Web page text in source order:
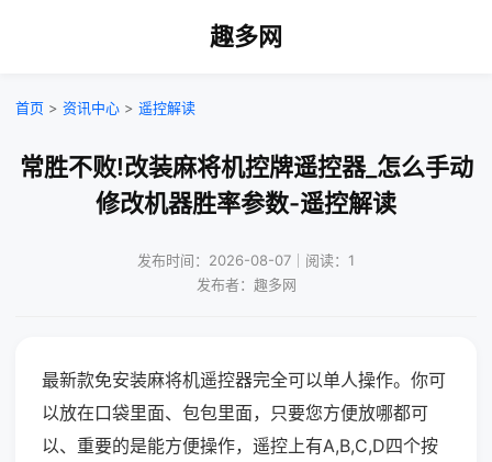
趣多网
首页 > 资讯中心 > 遥控解读
常胜不败!改装麻将机控牌遥控器_怎么手动
修改机器胜率参数-遥控解读
发布时间：2026-08-07｜阅读：1
发布者：趣多网
最新款免安装麻将机遥控器完全可以单人操作。你可
以放在口袋里面、包包里面，只要您方便放哪都可
以、重要的是能方便操作，遥控上有A,B,C,D四个按